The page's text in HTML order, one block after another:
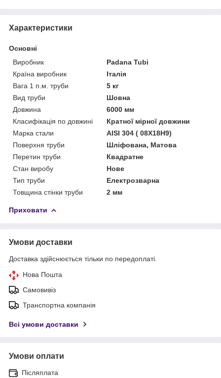
Характеристики
Основні
Виробник
Padana Tubi
Країна виробник
Італія
Вага 1 п.м. труби
5 кг
Вид труби
Шовна
Довжина
6000 мм
Класифікація по довжині
Кратної мірної довжини
Марка стали
AISI 304 ( 08Х18Н9)
Поверхня труби
Шліфована, Матова
Перетин труби
Квадратне
Стан виробу
Нове
Тип труби
Електрозварна
Товщина стінки труби
2 мм
Приховати
Умови доставки
Доставка здійснюється тільки по передоплаті.
Нова Пошта
Самовивіз
Транспортна компанія
Всі умови доставки
Умови оплати
Післяплата